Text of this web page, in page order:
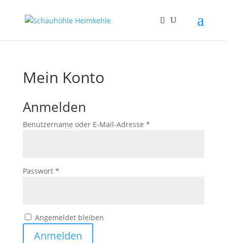
Mein Konto
Anmelden
Benutzername oder E-Mail-Adresse *Erforderlich
Passwort *Erforderlich
Angemeldet bleiben
Anmelden